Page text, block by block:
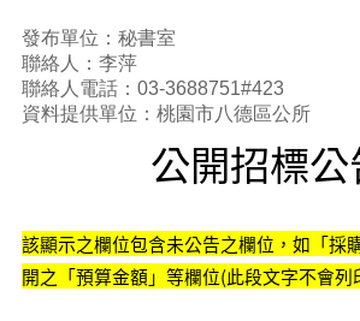
助
進
階
本
區
發布單位：秘書室
聯絡人：李萍
聯絡人電話：03-3688751#423
資料提供單位：桃園市八德區公所
公開招標公
該顯示之欄位包含未公告之欄位，如「採
開之「預算金額」等欄位(此段文字不會列